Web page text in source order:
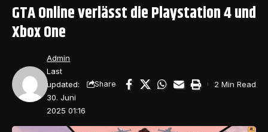
GTA Online verlässt die Playstation 4 und
Xbox One
Last
updated:
30. Juni
2025 01:16
Admin
Share 2 Min Read